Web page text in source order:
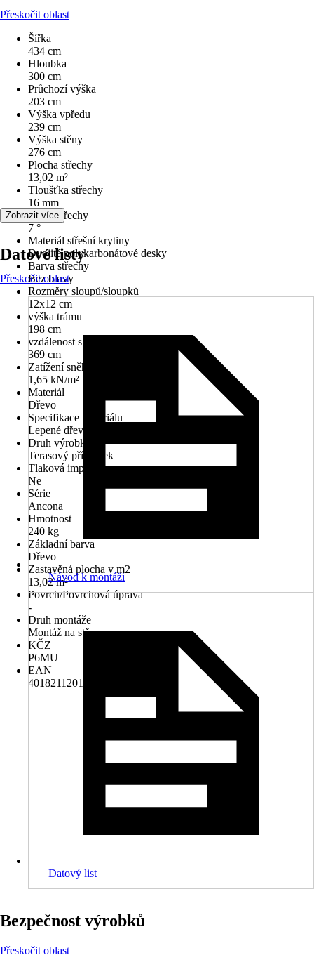
Přeskočit oblast
Šířka
434 cm
Hloubka
300 cm
Průchozí výška
203 cm
Výška vpředu
239 cm
Výška stěny
276 cm
Plocha střechy
13,02 m²
Tloušťka střechy
16 mm
Sklon střechy
7 °
Materiál střešní krytiny
Dvojité polykarbonátové desky
Barva střechy
Bez barvy
Rozměry sloupů/sloupků
12x12 cm
výška trámu
198 cm
vzdálenost sloupků
369 cm
Zatížení sněhem
1,65 kN/m²
Materiál
Dřevo
Specifikace materiálu
Lepené dřevo-smrk
Druh výrobku
Terasový přístřešek
Tlaková impregnace
Ne
Série
Ancona
Hmotnost
240 kg
Základní barva
Dřevo
Zastavěná plocha v m2
13,02 m²
Povrch/Povrchová úprava
-
Druh montáže
Montáž na stěnu
KČZ
P6MU
EAN
4018211201273
Zobrazit více
Datové listy
Přeskočit oblast
Návod k montáži
Datový list
Bezpečnost výrobků
Přeskočit oblast